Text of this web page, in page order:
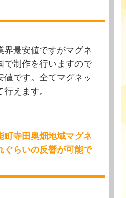
界最安値ですがマグネ
で制作を行いますので
値です。全てマグネッ
えます。
町寺田奥畑地域マグネ
ぐらいの反響が可能で